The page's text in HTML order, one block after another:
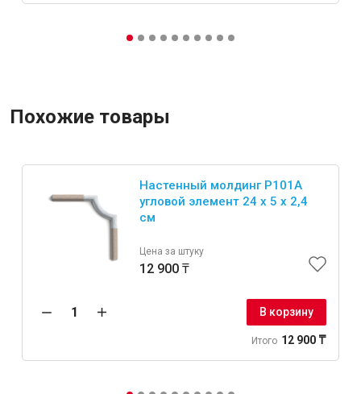
Похожие товары
Настенный молдинг P101A
угловой элемент 24 х 5 х 2,4
см
Цена за штуку
12 900 ₸
В корзину
Итого 12 900 ₸